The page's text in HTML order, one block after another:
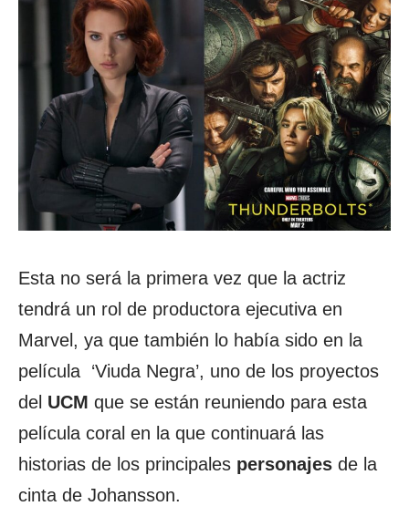
Esta no será la primera vez que la actriz
tendrá un rol de productora ejecutiva en
Marvel, ya que también lo había sido en la
película ‘Viuda Negra’, uno de los proyectos
del UCM que se están reuniendo para esta
película coral en la que continuará las
historias de los principales personajes de la
cinta de Johansson.